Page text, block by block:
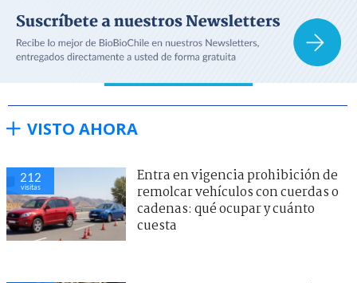
VISTO AHORA
212
visitas
Entra en vigencia prohibición de
remolcar vehículos con cuerdas o
cadenas: qué ocupar y cuánto
cuesta